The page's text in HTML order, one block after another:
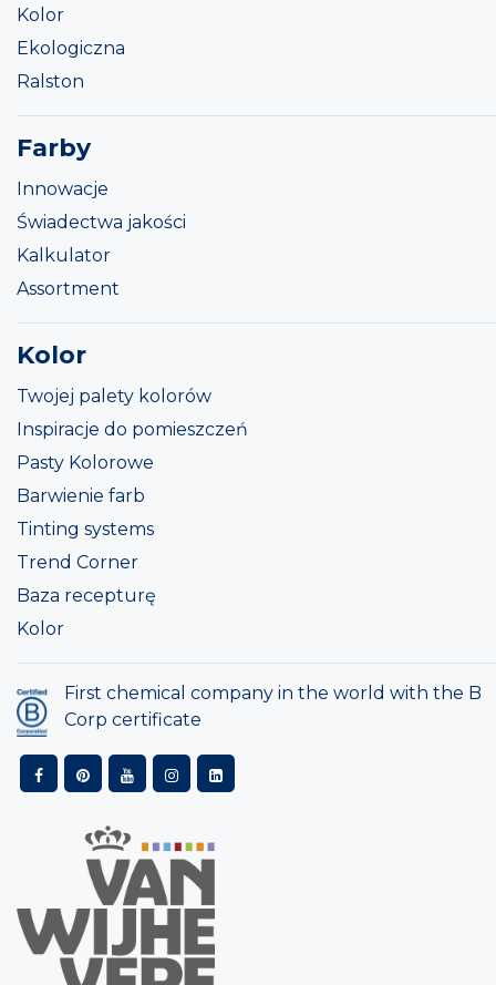
Kolor
Ekologiczna
Ralston
Farby
Innowacje
Świadectwa jakości
Kalkulator
Assortment
Kolor
Twojej palety kolorów
Inspiracje do pomieszczeń
Pasty Kolorowe
Barwienie farb
Tinting systems
Trend Corner
Baza recepturę
Kolor
First chemical company in the world with the B
Corp certificate